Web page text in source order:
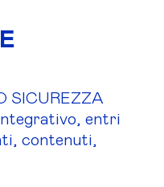
SICUREZZA
integrativo, entri
contenuti,